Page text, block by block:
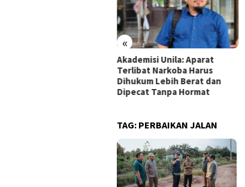
«
Akademisi Unila: Aparat
Terlibat Narkoba Harus
Dihukum Lebih Berat dan
Dipecat Tanpa Hormat
TAG: PERBAIKAN JALAN